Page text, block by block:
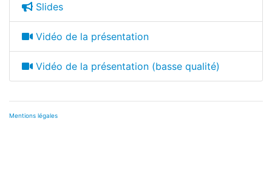
Slides
Vidéo de la présentation
Vidéo de la présentation (basse qualité)
Mentions légales